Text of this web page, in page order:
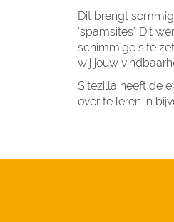
Dit brengt
‘spamsites’. Dit
schimmige site
wij jouw
Sitezilla heeft de
over te leren in